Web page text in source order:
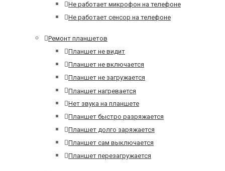
Не работает микрофон на телефоне
Не работает сенсор на телефоне
Ремонт планшетов
Планшет не видит
Планшет не включается
Планшет не загружается
Планшет нагревается
Нет звука на планшете
Планшет быстро разряжается
Планшет долго заряжается
Планшет сам выключается
Планшет перезагружается